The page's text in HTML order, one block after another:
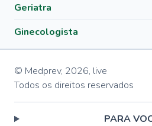
Geriatra
Ginecologista
© Medprev, 2026, live
Todos os direitos reservados
PARA